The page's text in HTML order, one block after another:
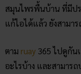
สมุนไพรพื้นบ้าน ที่มีป
แก้ไอได้แล้ว ยังสามา
ตาม ruay 365 ไปดูกัน
อะไรบ้าง และสามาร